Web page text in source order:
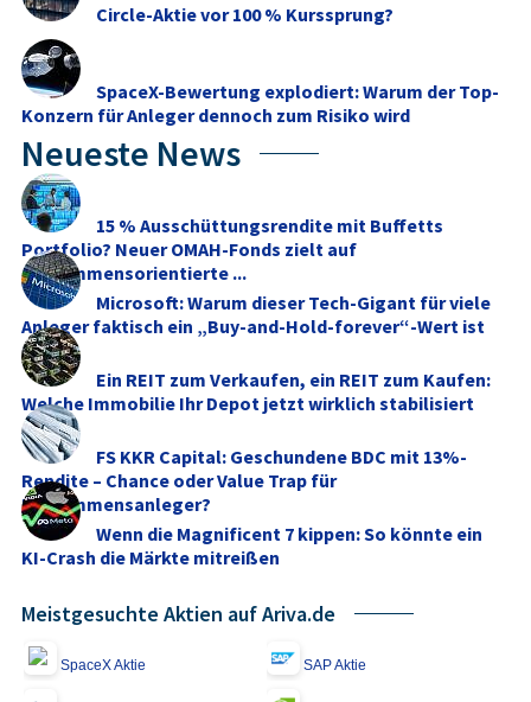
Circle-Aktie vor 100 % Kurssprung?
SpaceX-Bewertung explodiert: Warum der Top-
Konzern für Anleger dennoch zum Risiko wird
Neueste News
15 % Ausschüttungsrendite mit Buffetts
Portfolio? Neuer OMAH-Fonds zielt auf
einkommensorientierte ...
Microsoft: Warum dieser Tech-Gigant für viele
Anleger faktisch ein „Buy-and-Hold-forever“-Wert ist
Ein REIT zum Verkaufen, ein REIT zum Kaufen:
Welche Immobilie Ihr Depot jetzt wirklich stabilisiert
FS KKR Capital: Geschundene BDC mit 13%-
Rendite – Chance oder Value Trap für
Einkommensanleger?
Wenn die Magnificent 7 kippen: So könnte ein
KI-Crash die Märkte mitreißen
Meistgesuchte Aktien auf Ariva.de
SpaceX Aktie SAP Aktie